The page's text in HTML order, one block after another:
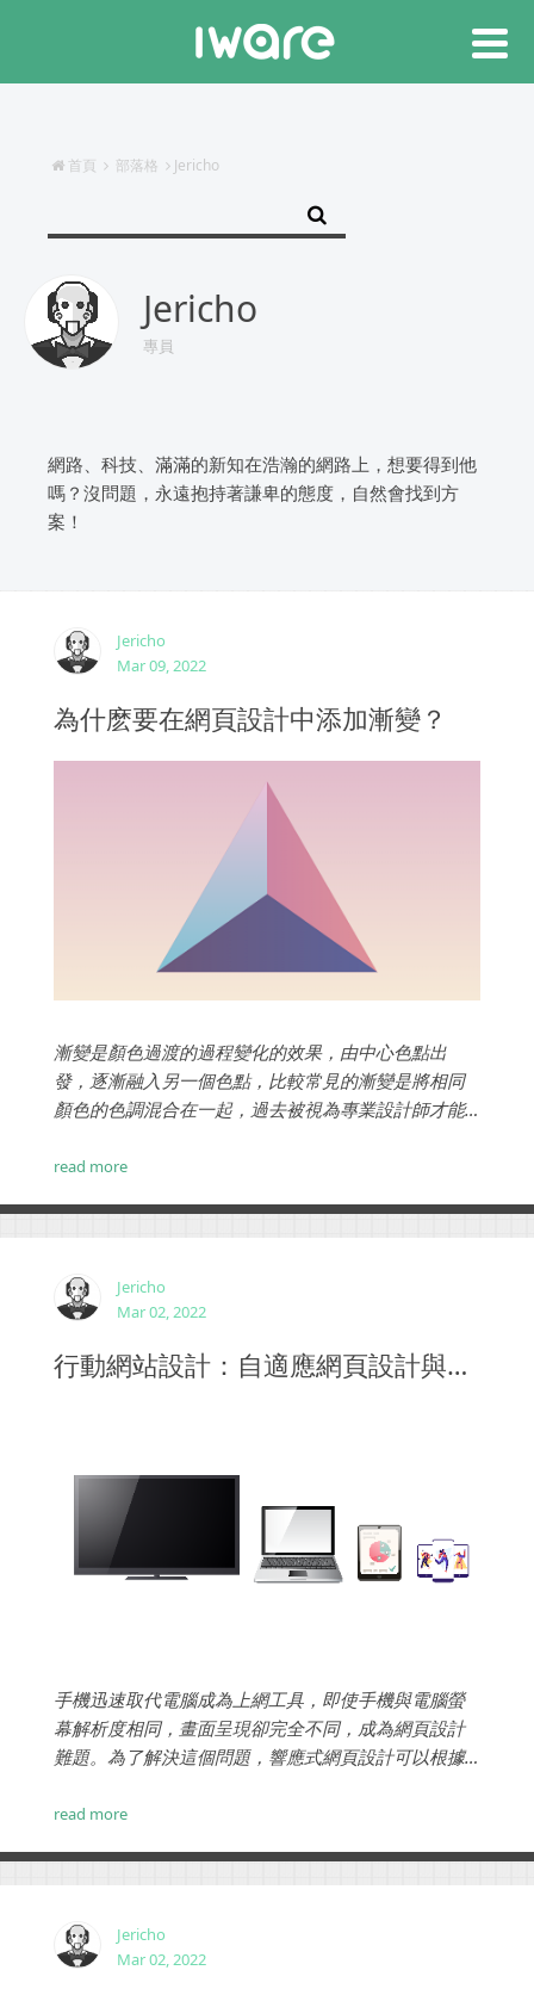
首頁 部落格 Jericho
Jericho
專員
網路、科技、滿滿的新知在浩瀚的網路上，想要得到他
嗎？沒問題，永遠抱持著謙卑的態度，自然會找到方
案！
Jericho
Mar 09, 2022
為什麽要在網頁設計中添加漸變？
漸變是顏色過渡的過程變化的效果，由中心色點出
發，逐漸融入另一個色點，比較常見的漸變是將相同
顏色的色調混合在一起，過去被視為專業設計師才能
法都能輕易的生成出漸變效果，使頁面看起來更豐
read more
Jericho
Mar 02, 2022
行動網站設計：自適應網頁設計與響應式網頁設計
手機迅速取代電腦成為上網工具，即使手機與電腦螢
幕解析度相同，畫面呈現卻完全不同，成為網頁設計
難題。為了解決這個問題，響應式網頁設計可以根據
電腦、手機、平板電腦等裝置，瀏覽網頁都有最佳體
read more
Jericho
Mar 02, 2022